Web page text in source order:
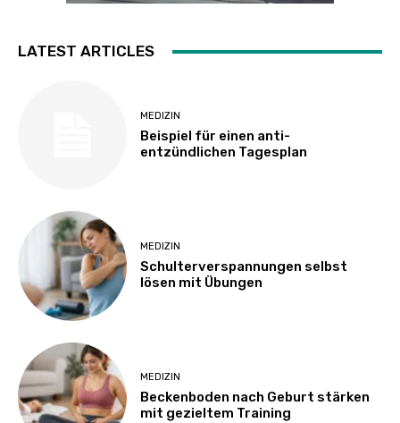
LATEST ARTICLES
MEDIZIN
Beispiel für einen anti-
entzündlichen Tagesplan
MEDIZIN
Schulterverspannungen selbst
lösen mit Übungen
MEDIZIN
Beckenboden nach Geburt stärken
mit gezieltem Training